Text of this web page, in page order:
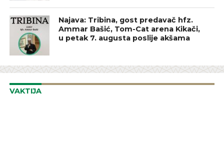
Najava: Tribina, gost predavač hfz.
Ammar Bašić, Tom-Cat arena Kikači,
u petak 7. augusta poslije akšama
VAKTIJA